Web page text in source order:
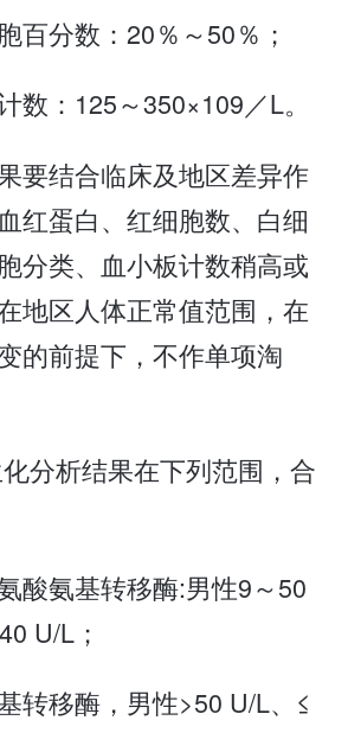
百分数：20％～50％；
数：125～350×109／L。
要结合临床及地区差异作
红蛋白、红细胞数、白细
分类、血小板计数稍高或
地区人体正常值范围，在
的前提下，不作单项淘
分析结果在下列范围，合
酸氨基转移酶:男性9～50
U/L；
转移酶，男性>50 U/L、≤